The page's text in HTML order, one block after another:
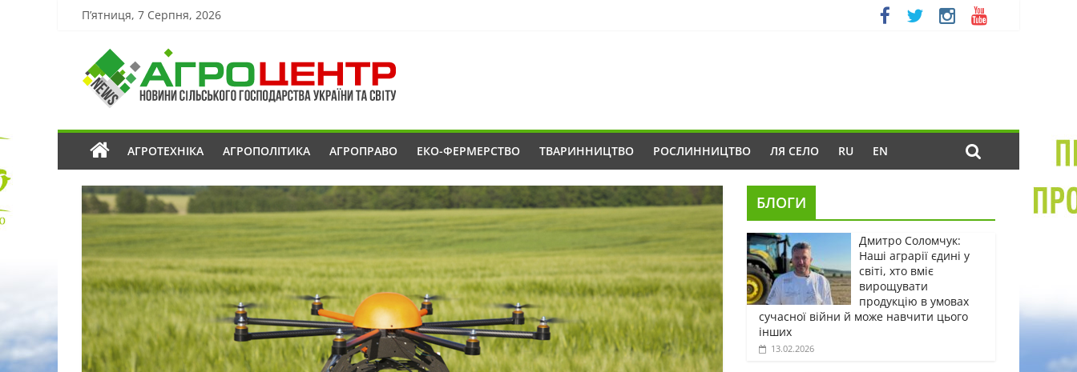
П’ятниця, 7 Серпня, 2026
АГРОТЕХНІКА АГРОПОЛІТИКА АГРОПРАВО ЕКО-ФЕРМЕРСТВО ТВАРИННИЦТВО РОСЛИННИЦТВО ЛЯ СЕЛО RU EN
БЛОГИ
Дмитро Соломчук:
Наші аграрії єдині у
світі, хто вміє
вирощувати
продукцію в умовах
сучасної війни й може навчити цього
інших
13.02.2026